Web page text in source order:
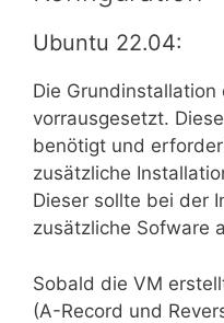
Ubuntu 22.04:
Die
vorrausgesetzt.
benötigt und
zusätzliche
Dieser sollte bei der
zusätzliche Sofware
Sobald die VM
(A-Record und